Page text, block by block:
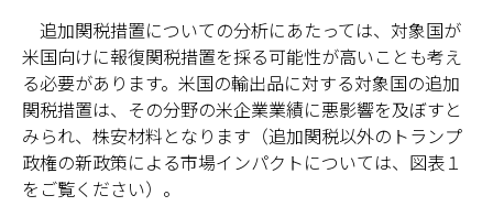
追加関税措置についての分析にあたっては、対象国が
米国向けに報復関税措置を採る可能性が高いことも考え
る必要があります。米国の輸出品に対する対象国の追加
関税措置は、その分野の米企業業績に悪影響を及ぼすと
みられ、株安材料となります（追加関税以外のトランプ
政権の新政策による市場インパクトについては、図表１
をご覧ください）。